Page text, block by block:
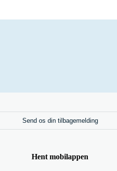
Send os din tilbagemelding
Hent mobilappen